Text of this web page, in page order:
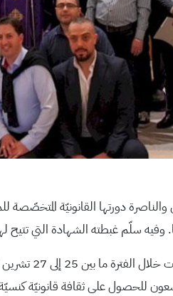
والناصرة دورتها القانونيّة
وفيه سلّم غبطته الشهادة التي تتيح
للحصول على ثقافة قانونيّة